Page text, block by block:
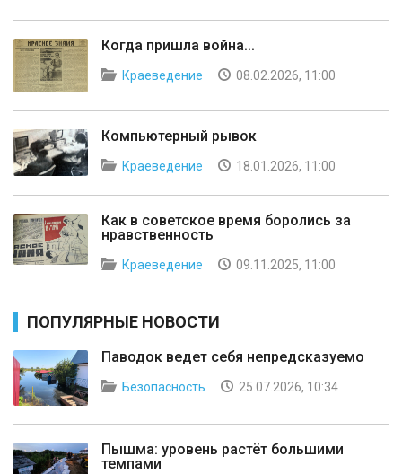
Когда пришла война...
Краеведение 08.02.2026, 11:00
Компьютерный рывок
Краеведение 18.01.2026, 11:00
Как в советское время боролись за
нравственность
Краеведение 09.11.2025, 11:00
ПОПУЛЯРНЫЕ НОВОСТИ
Паводок ведет себя непредсказуемо
Безопасность 25.07.2026, 10:34
Пышма: уровень растёт большими
темпами